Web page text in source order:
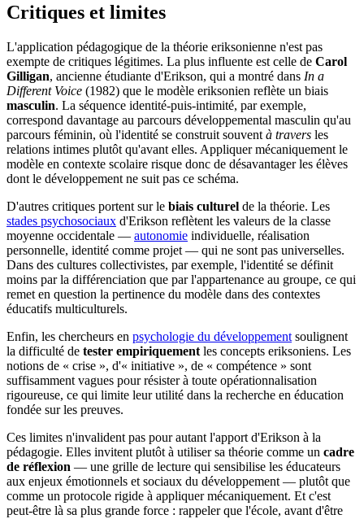
Critiques et limites
L'application pédagogique de la théorie eriksonienne n'est pas
exempte de critiques légitimes. La plus influente est celle de Carol
Gilligan, ancienne étudiante d'Erikson, qui a montré dans In a
Different Voice (1982) que le modèle eriksonien reflète un biais
masculin. La séquence identité-puis-intimité, par exemple,
correspond davantage au parcours développemental masculin qu'au
parcours féminin, où l'identité se construit souvent à travers les
relations intimes plutôt qu'avant elles. Appliquer mécaniquement le
modèle en contexte scolaire risque donc de désavantager les élèves
dont le développement ne suit pas ce schéma.
D'autres critiques portent sur le biais culturel de la théorie. Les
stades psychosociaux d'Erikson reflètent les valeurs de la classe
moyenne occidentale — autonomie individuelle, réalisation
personnelle, identité comme projet — qui ne sont pas universelles.
Dans des cultures collectivistes, par exemple, l'identité se définit
moins par la différenciation que par l'appartenance au groupe, ce qui
remet en question la pertinence du modèle dans des contextes
éducatifs multiculturels.
Enfin, les chercheurs en psychologie du développement soulignent
la difficulté de tester empiriquement les concepts eriksoniens. Les
notions de « crise », d'« initiative », de « compétence » sont
suffisamment vagues pour résister à toute opérationnalisation
rigoureuse, ce qui limite leur utilité dans la recherche en éducation
fondée sur les preuves.
Ces limites n'invalident pas pour autant l'apport d'Erikson à la
pédagogie. Elles invitent plutôt à utiliser sa théorie comme un cadre
de réflexion — une grille de lecture qui sensibilise les éducateurs
aux enjeux émotionnels et sociaux du développement — plutôt que
comme un protocole rigide à appliquer mécaniquement. Et c'est
peut-être là sa plus grande force : rappeler que l'école, avant d'être